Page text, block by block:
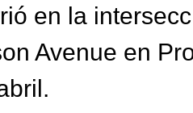
en la
Avenue en